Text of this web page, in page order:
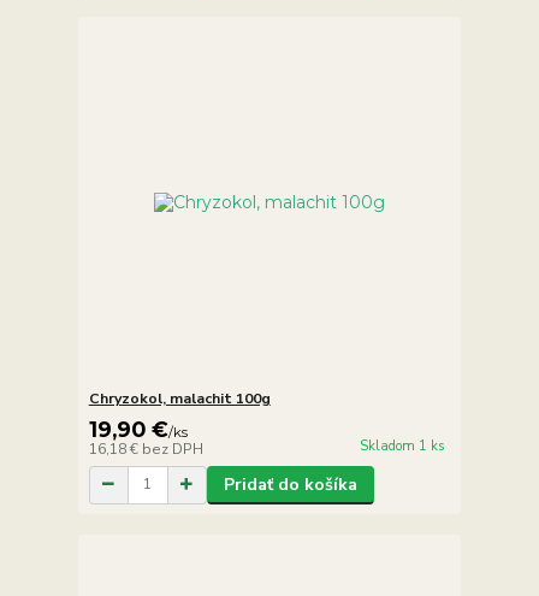
Chryzokol, malachit 100g
19,90 €/ks
16,18 € bez DPH Skladom 1 ks
Pridať do košíka